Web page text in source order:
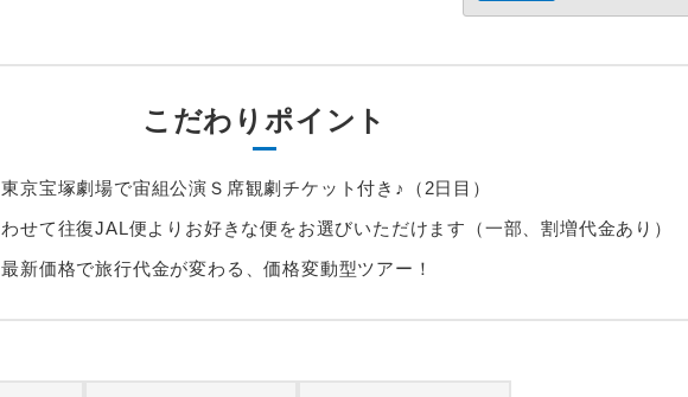
こだわりポイント
京宝塚劇場で宙組公演Ｓ席観劇チケット付き♪（2日目）
せて往復JAL便よりお好きな便をお選びいただけます（一部、割増代金あり）
新価格で旅行代金が変わる、価格変動型ツアー！